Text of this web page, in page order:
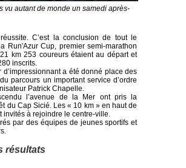
vu autant de monde un samedi après-
C’est la conclusion de tout le
Run'Azur Cup, premier semi-marathon
km 253 coureurs étaient au départ et
inscrits.
d’impressionnant a été donné place des
parcours un important service d’ordre
Patrick Chapelle.
l’avenue de la Mer ont pris la
du Cap Sicié. Les « 10 km » en haut de
invités à rejoindre le centre-ville.
par des équipes de jeunes sportifs et
résultats